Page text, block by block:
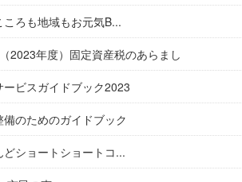
ころも地域もお元気B...
2023年度）固定資産税のあらまし
ービスガイドブック2023
備のためのガイドブック
どショートショートコ...